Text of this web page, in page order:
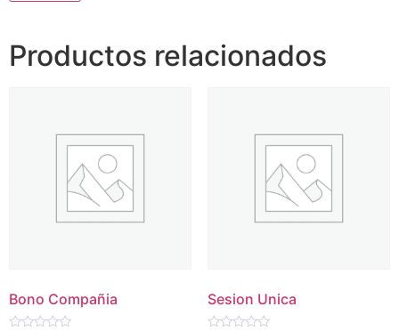
Productos relacionados
Bono Compañia Sesion Unica